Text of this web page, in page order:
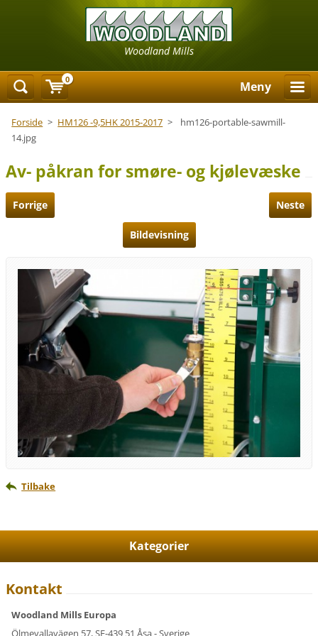
Woodland Mills
Meny
Forside > HM126 -9,5HK 2015-2017 >
hm126-portable-sawmill-
14.jpg
Av- påkran for smøre- og kjølevæske
Forrige Neste
Bildevisning
Tilbake
Kategorier
Kontakt
Woodland Mills Europa
0